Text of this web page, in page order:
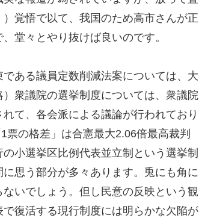
覚悟で以て、我国のため高市さんが正
堂々とやり抜けば良いのです。
ある議員定数削減法案については、大
衆議院の選挙制度については、衆議院
て、各会派による議論が行われており
票の格差」は合憲最大2.06倍最高裁判
小選挙区比例代表並立制という選挙制
思う部分が多々あります。兎にも角に
いでしょう。但し民意の反映という観
復活する現行制度には明らかな欠陥が